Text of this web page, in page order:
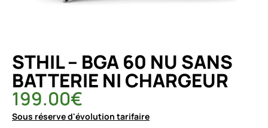
STHIL – BGA 60 NU SANS
BATTERIE NI CHARGEUR
199.00€
Sous réserve d'évolution tarifaire